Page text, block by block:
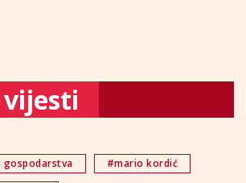
gospodarstva
#mario kordić